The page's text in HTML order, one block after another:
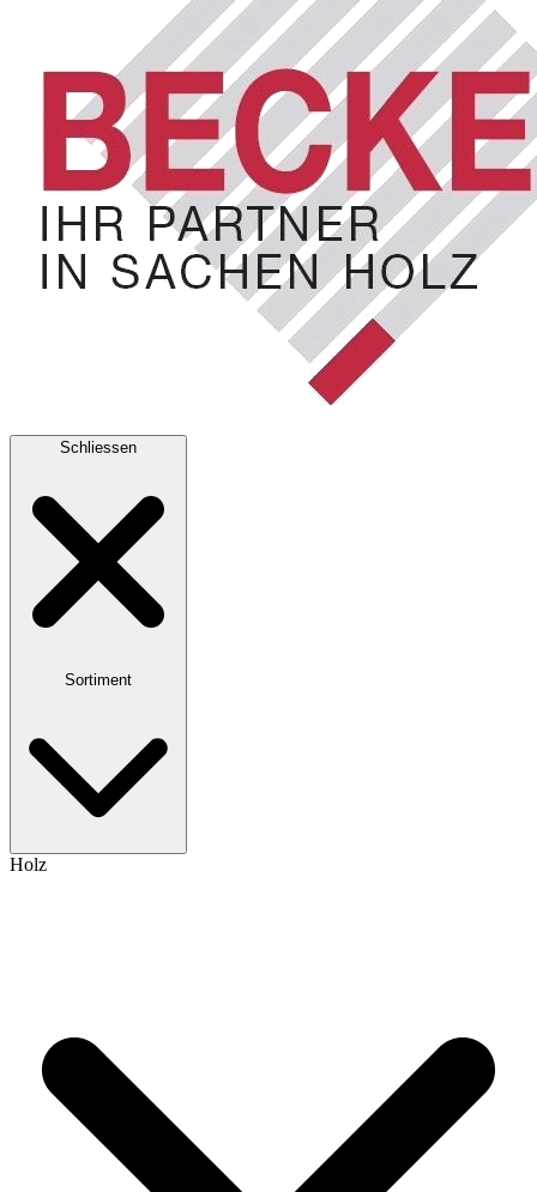
Schliessen
Sortiment
Holz